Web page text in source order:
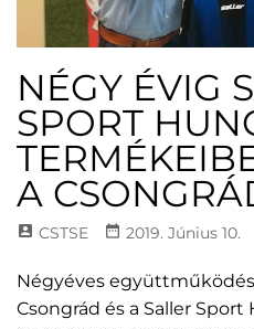
NÉGY ÉVIG
SPORT
A
account_box CSTSE date_range 2019. Június 10.
Négyéves
Csongrád és a Saller